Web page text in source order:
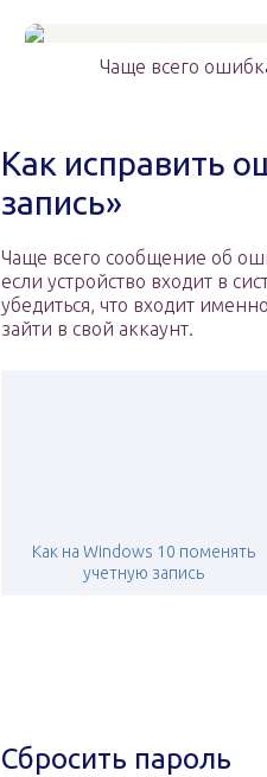
Чаще всего
Как исправить
запись»
Чаще всего сообщение об
если устройство входит в
убедиться, что входит
зайти в свой аккаунт.
Как на Windows 10 поменять
учетную запись
Сбросить пароль